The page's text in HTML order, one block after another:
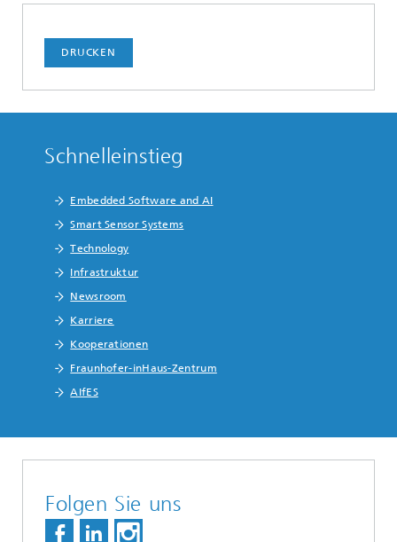
DRUCKEN
Schnelleinstieg
Embedded Software and AI
Smart Sensor Systems
Technology
Infrastruktur
Newsroom
Karriere
Kooperationen
Fraunhofer-inHaus-Zentrum
AIfES
Folgen Sie uns